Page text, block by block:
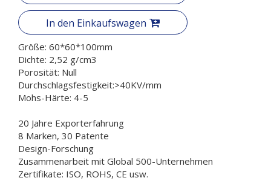
In den Einkaufswagen
Größe: 60*60*100mm
Dichte: 2,52 g/cm3
Porosität: Null
Durchschlagsfestigkeit:>40KV/mm
Mohs-Härte: 4-5
20 Jahre Exporterfahrung
8 Marken, 30 Patente
Design-Forschung
Zusammenarbeit mit Global 500-Unternehmen
Zertifikate: ISO, ROHS, CE usw.